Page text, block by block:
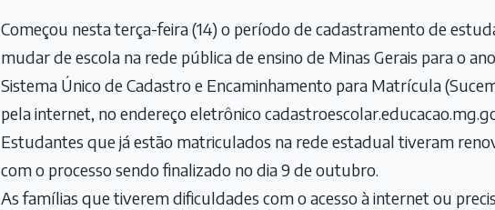
Começou nesta terça-feira (14) o período de cadastramento de
mudar de escola na rede pública de ensino de Minas Gerais para o
Sistema Único de Cadastro e Encaminhamento para Matrícula
pela internet, no endereço eletrônico
Estudantes que já estão matriculados na rede estadual tiveram
com o processo sendo finalizado no dia 9 de outubro.
As famílias que tiverem dificuldades com o acesso à internet ou